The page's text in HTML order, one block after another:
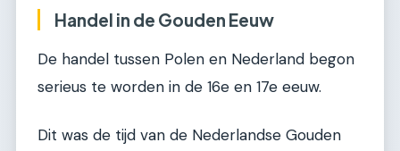
Handel in de Gouden Eeuw
De handel tussen Polen en Nederland begon
serieus te worden in de 16e en 17e eeuw.
Dit was de tijd van de Nederlandse Gouden